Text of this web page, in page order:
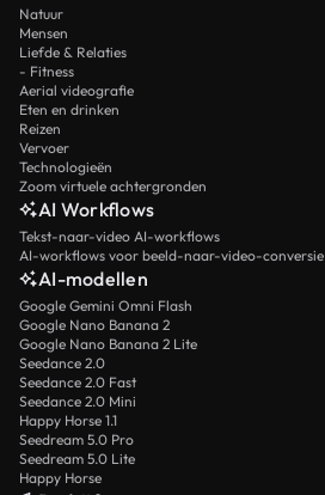
Natuur
Mensen
Liefde & Relaties
- Fitness
Aerial videografie
Eten en drinken
Reizen
Vervoer
Technologieën
Zoom virtuele achtergronden
AI Workflows
Tekst-naar-video AI-workflows
AI-workflows voor beeld-naar-video-conversie
AI-modellen
Google Gemini Omni Flash
Google Nano Banana 2
Google Nano Banana 2 Lite
Seedance 2.0
Seedance 2.0 Fast
Seedance 2.0 Mini
Happy Horse 1.1
Seedream 5.0 Pro
Seedream 5.0 Lite
Happy Horse